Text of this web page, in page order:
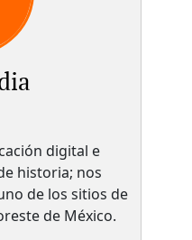
digital e
historia; nos
de los sitios de
de México.